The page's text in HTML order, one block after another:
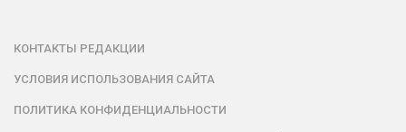
КОНТАКТЫ РЕДАКЦИИ
УСЛОВИЯ ИСПОЛЬЗОВАНИЯ САЙТА
ПОЛИТИКА КОНФИДЕНЦИАЛЬНОСТИ